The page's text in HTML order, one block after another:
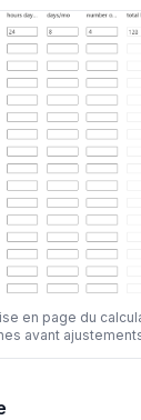
en page du
avant